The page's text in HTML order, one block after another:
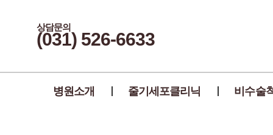
상담문의
(031) 526-6633
병원소개 줄기세포클리닉 비수술